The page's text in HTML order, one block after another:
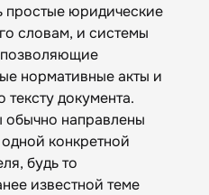
простые юридические
словам, и системы
позволяющие
нормативные акты и
документа.
направлены
конкретной
будь то
известной теме